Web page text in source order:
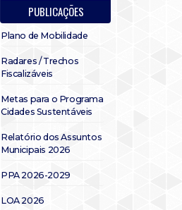
PUBLICAÇÕES
Plano de Mobilidade
Radares / Trechos
Fiscalizáveis
Metas para o Programa
Cidades Sustentáveis
Relatório dos Assuntos
Municipais 2026
PPA 2026-2029
LOA 2026